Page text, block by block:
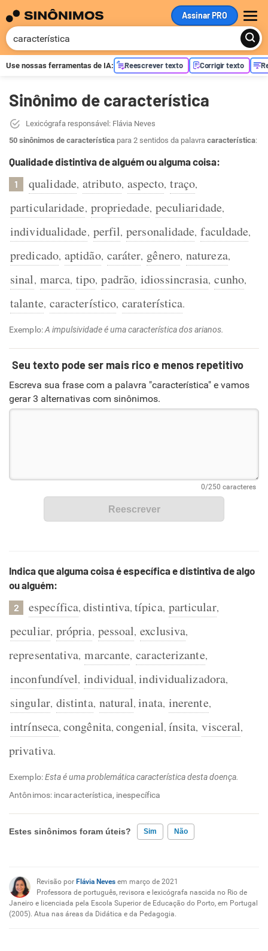
Assinar PRO
Use nossas ferramentas de IA: Reescrever texto Corrigir texto
Sinônimo de característica
Lexicógrafa responsável: Flávia Neves
50 sinônimos de característica para 2 sentidos da palavra característica:
Qualidade distintiva de alguém ou alguma coisa:
1 qualidade, atributo, aspecto, traço,
particularidade, propriedade, peculiaridade,
individualidade, perfil, personalidade, faculdade,
predicado, aptidão, caráter, gênero, natureza,
sinal, marca, tipo, padrão, idiossincrasia, cunho,
talante, característico, caraterística.
Exemplo:A impulsividade é uma característica dos arianos.
Seu texto pode ser mais rico e menos repetitivo
Escreva sua frase com a palavra "característica" e vamos
gerar 3 alternativas com sinônimos.
Indica que alguma coisa é específica e distintiva de algo
ou alguém:
2 específica, distintiva, típica, particular,
peculiar, própria, pessoal, exclusiva,
representativa, marcante, caracterizante,
inconfundível, individual,individualizadora,
singular, distinta, natural,inata, inerente,
intrínseca, congênita, congenial, ínsita, visceral,
privativa.
Exemplo:Esta é uma problemática característica desta doença.
Antônimos: incaracterística, inespecífica
Estes sinônimos foram úteis? Sim Não
Nenhum dos sinônimos apresentados me ajudou
Outro
Revisão por Flávia Neves em março de 2021
Professora de português, revisora e lexicógrafa nascida no Rio de
Janeiro e licenciada pela Escola Superior de Educação do Porto, em Portugal
(2005). Atua nas áreas da Didática e da Pedagogia.